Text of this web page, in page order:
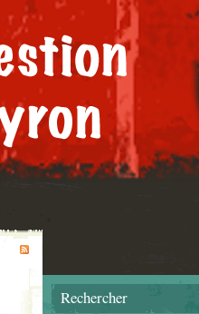
Rechercher